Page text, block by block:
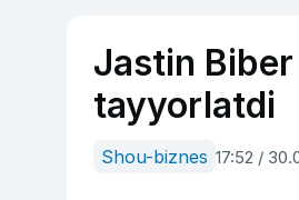
Jastin
tayyorlatdi
Shou-biznes 17:52 /